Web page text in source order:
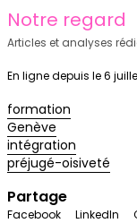
Notre regard
Articles et analyses
En ligne depuis le 6
formation
Genève
intégration
préjugé-oisiveté
Partage
Facebook LinkedIn